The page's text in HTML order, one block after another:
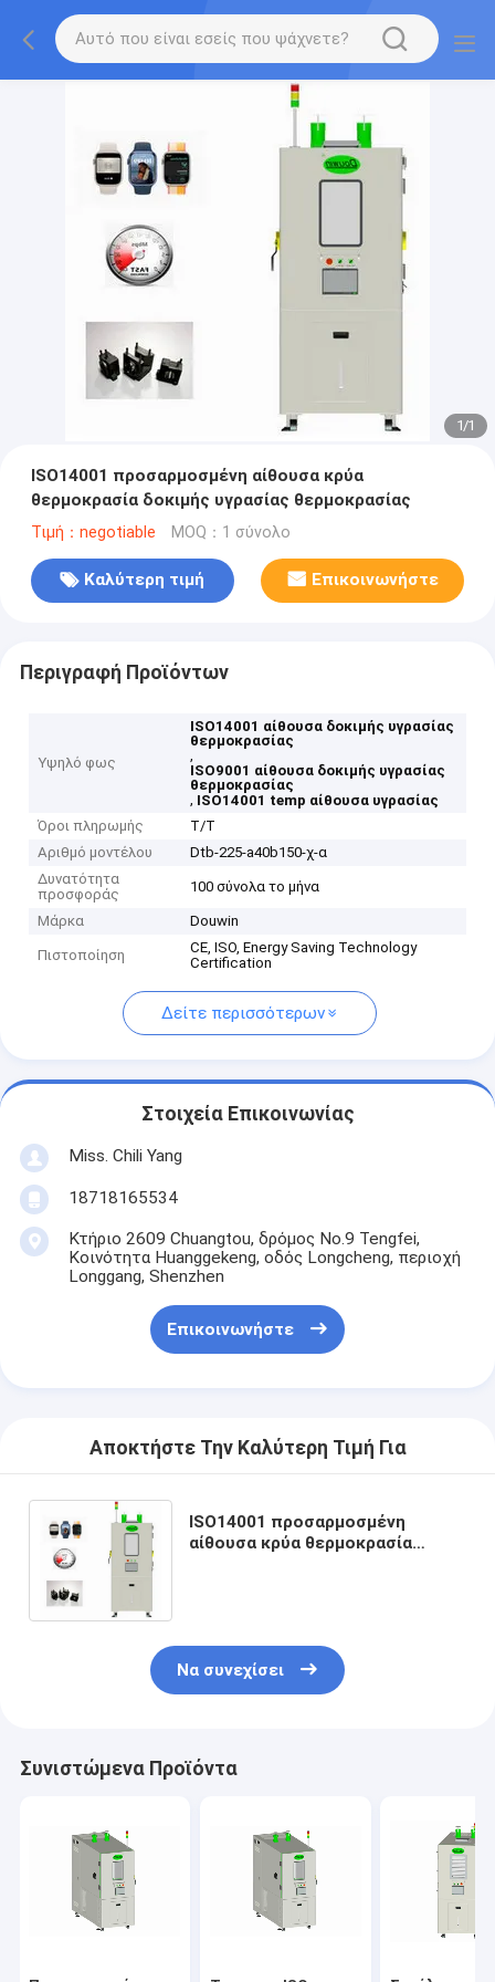
1/1
ISO14001 προσαρμοσμένη αίθουσα κρύα
θερμοκρασία δοκιμής υγρασίας θερμοκρασίας
Τιμή：negotiable MOQ：1 σύνολο
Καλύτερη τιμή Επικοινωνήστε
Περιγραφή Προϊόντων
Υψηλό φως
ISO14001 αίθουσα δοκιμής υγρασίας
θερμοκρασίας
,
ISO9001 αίθουσα δοκιμής υγρασίας
θερμοκρασίας
, ISO14001 temp αίθουσα υγρασίας
Όροι πληρωμής
T/T
Αριθμό μοντέλου
Dtb-225-a40b150-χ-α
Δυνατότητα
προσφοράς
100 σύνολα το μήνα
Μάρκα Douwin
Πιστοποίηση
CE, ISO, Energy Saving Technology
Certification
Δείτε περισσότερων
Στοιχεία Επικοινωνίας
Miss. Chili Yang
18718165534
Κτήριο 2609 Chuangtou, δρόμος No.9 Tengfei,
Κοινότητα Huanggekeng, οδός Longcheng, περιοχή
Longgang, Shenzhen
Επικοινωνήστε
Αποκτήστε Την Καλύτερη Τιμή Για
ISO14001 προσαρμοσμένη
αίθουσα κρύα θερμοκρασία
Να συνεχίσει
Συνιστώμενα Προϊόντα